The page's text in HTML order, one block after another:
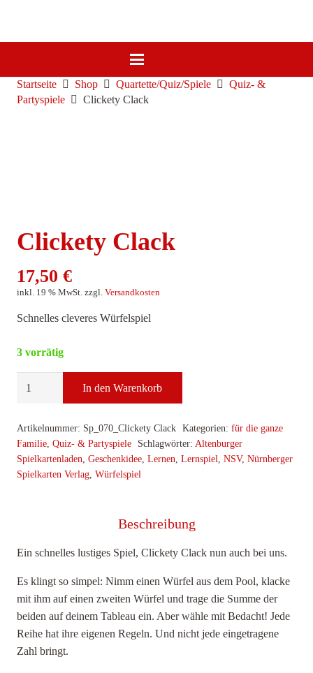
Startseite Shop Quartette/Quiz/Spiele
Quiz- &
Partyspiele
Clickety Clack
Clickety Clack
17,50 €
inkl. 19 % MwSt. zzgl. Versandkosten
Schnelles cleveres Würfelspiel
3 vorrätig
In den Warenkorb
Artikelnummer: Sp_070_Clickety Clack Kategorien: für die ganze
Familie Quiz- & Partyspiele Schlagwörter: Altenburger
Spielkartenladen Geschenkidee Lernen Lernspiel NSV, Nürnberger
Spielkarten Verlag Würfelspiel
Beschreibung
Ein schnelles lustiges Spiel, Clickety Clack nun auch bei uns.
Es klingt so simpel: Nimm einen Würfel aus dem Pool, klacke
mit ihm auf einen zweiten Würfel und trage die Summe der
beiden auf deinem Tableau ein. Aber wähle mit Bedacht! Jede
Reihe hat ihre eigenen Regeln. Und nicht jede eingetragene
Zahl bringt.